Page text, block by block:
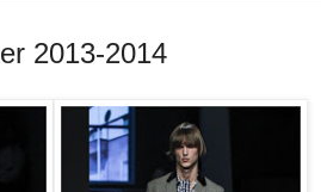
2013-2014